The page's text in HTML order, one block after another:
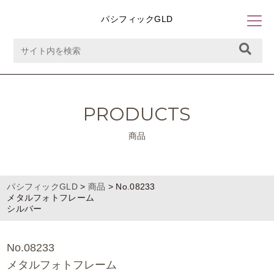
パシフィックGLD
PRODUCTS
商品
パシフィックGLD> 商品 > No.08233
メタルフォトフレーム
シルバー
No.08233
メタルフォトフレーム